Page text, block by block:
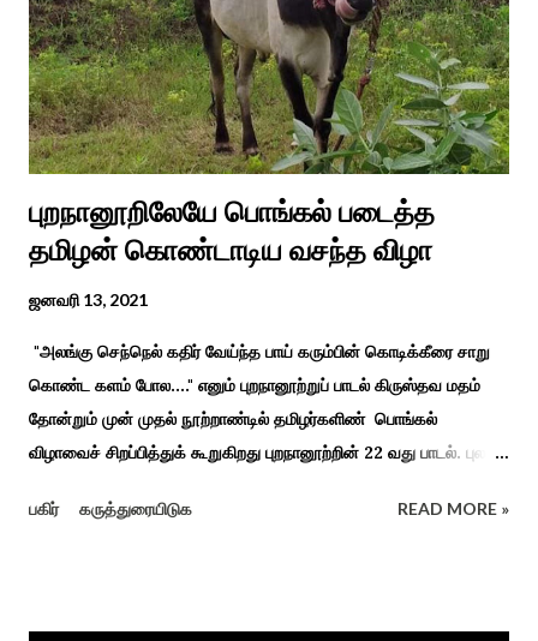
நாச்சியாருடன் கொல்லபட்டார். அவரது முதல் மனைவி
வேலுநாச்சியார...
புறநானூறிலேயே பொங்கல் படைத்த
தமிழன் கொண்டாடிய வசந்த விழா
ஜனவரி 13, 2021
"அலங்கு செந்நெல் கதிர் வேய்ந்த பாய் கரும்பின் கொடிக்கீரை சாறு
கொண்ட களம் போல...." எனும் புறநானூற்றுப் பாடல் கிருஸ்தவ மதம்
தோன்றும் முன் முதல் நூற்றாண்டில் தமிழர்களிண் பொங்கல்
விழாவைச் சிறப்பித்துக் கூறுகிறது புறநானூற்றின் 22 வது பாடல். புலவர்
பொங்கல் விழாவை விவரிக்கிறார். நற்றிணை, குறுந்தொகை,
பகிர் கருத்துரையிடுக READ MORE »